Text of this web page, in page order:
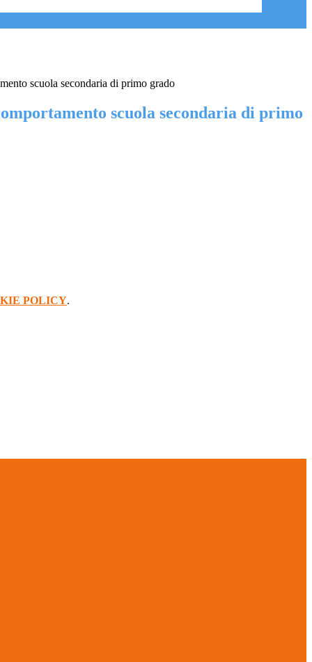
scuola secondaria di primo grado
scuola secondaria di primo
POLICY.